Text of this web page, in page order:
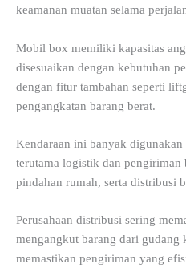
keamanan muatan selama
Mobil box memiliki kapasitas
disesuaikan dengan kebutuhan
dengan fitur tambahan seperti
pengangkatan barang berat.
Kendaraan ini banyak
terutama logistik dan pengiriman
pindahan rumah, serta distribusi
Perusahaan distribusi sering
mengangkut barang dari gudang
memastikan pengiriman yang